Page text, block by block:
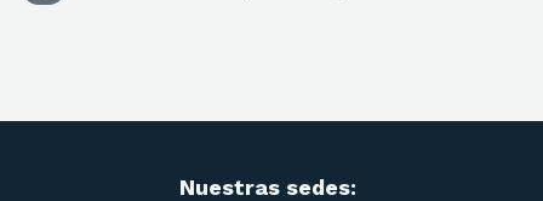
Nuestras sedes: